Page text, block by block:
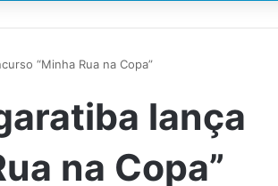
“Minha Rua na Copa”
lança
na Copa”